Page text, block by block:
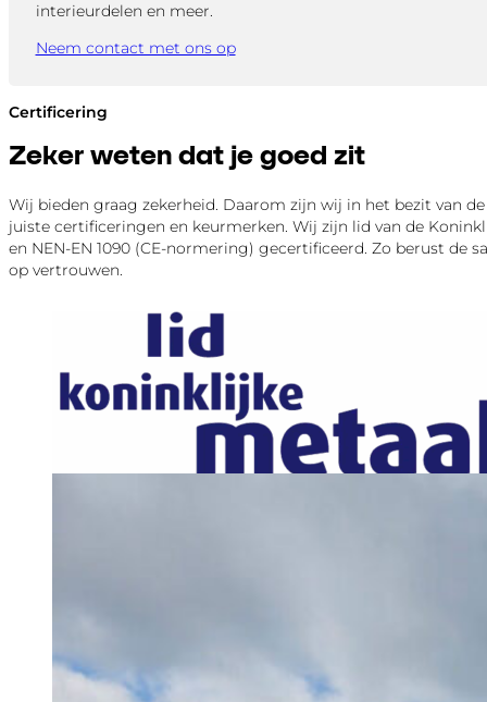
interieurdelen en meer.
Neem contact met ons op
Certificering
Zeker weten dat je goed zit
Wij bieden graag zekerheid. Daarom zijn wij in het bezit van de
juiste certificeringen en keurmerken. Wij zijn lid van de
en NEN-EN 1090 (CE-normering) gecertificeerd. Zo berust de
op vertrouwen.